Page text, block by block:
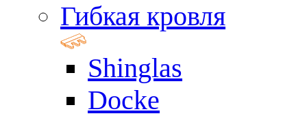
Гибкая кровля
Shinglas
Docke